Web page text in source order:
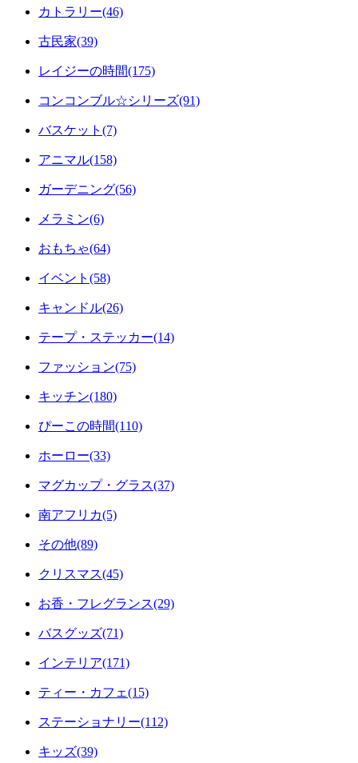
カトラリー(46)
古民家(39)
レイジーの時間(175)
コンコンブル☆シリーズ(91)
バスケット(7)
アニマル(158)
ガーデニング(56)
メラミン(6)
おもちゃ(64)
イベント(58)
キャンドル(26)
テープ・ステッカー(14)
ファッション(75)
キッチン(180)
ぴーこの時間(110)
ホーロー(33)
マグカップ・グラス(37)
南アフリカ(5)
その他(89)
クリスマス(45)
お香・フレグランス(29)
バスグッズ(71)
インテリア(171)
ティー・カフェ(15)
ステーショナリー(112)
キッズ(39)